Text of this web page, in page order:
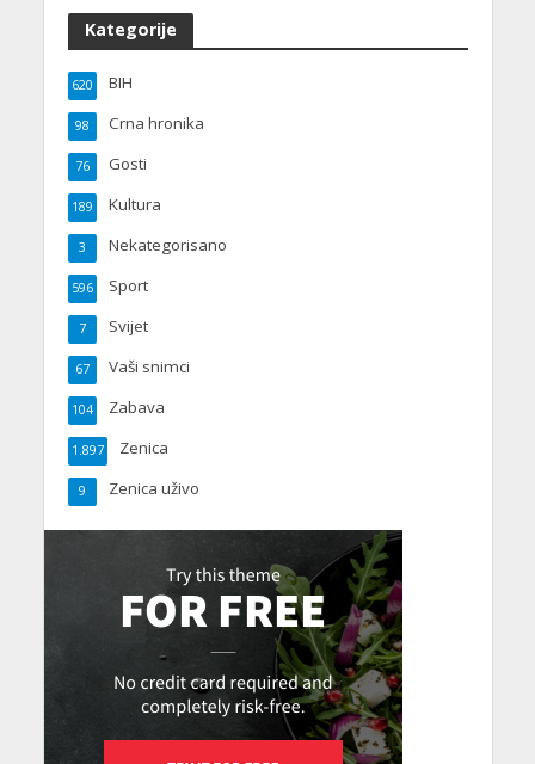
Kategorije
BIH
620
Crna hronika
98
Gosti
76
Kultura
189
Nekategorisano
3
Sport
596
Svijet
7
Vaši snimci
67
Zabava
104
Zenica
1.897
Zenica uživo
9